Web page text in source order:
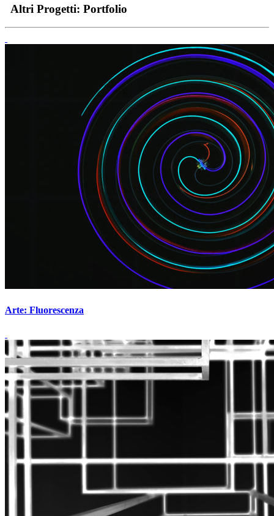
Altri Progetti: Portfolio
Arte: Fluorescenza